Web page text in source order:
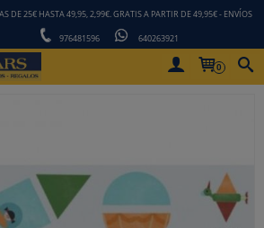
DE 25€ HASTA 49,95, 2,99€. GRATIS A PARTIR DE 49,95€ - ENVÍOS
976481596 640263921
0